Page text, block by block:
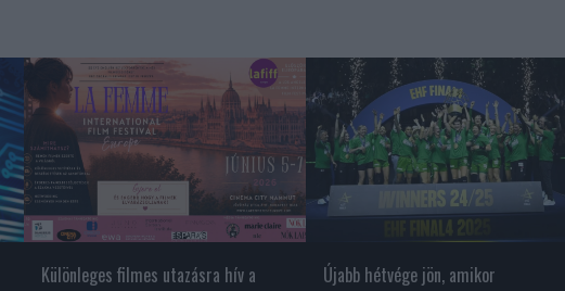
Különleges filmes utazásra hív a
Újabb hétvége jön, amikor